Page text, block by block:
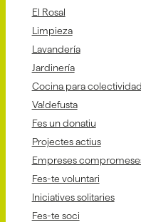
El Rosal
Limpieza
Lavandería
Jardinería
Cocina para
Va!defusta
Fes un donatiu
Projectes actius
Empreses
Fes-te voluntari
Iniciatives solitaries
Fes-te soci